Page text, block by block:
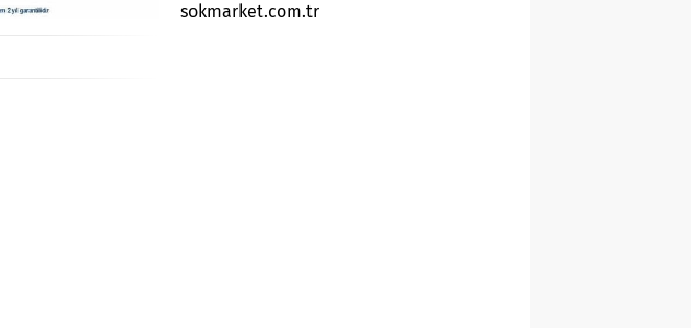
sokmarket.com.tr